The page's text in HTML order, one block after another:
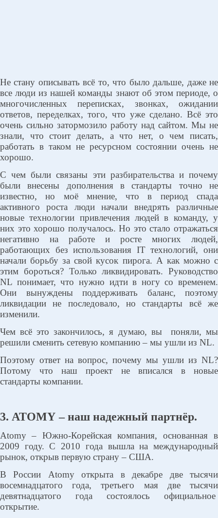
Не стану описывать всё то, что было дальше, даже не
все люди из нашей команды знают об этом периоде, о
многочисленных переписках, звонках, ожидании
ответов, переделках, того, что уже сделано. Всё это
очень сильно затормозило работу над сайтом. Мы не
знали, что стоит делать, а что нет, о чем писать,
работать в таком не ресурсном состоянии очень не
хорошо.
С чем были связаны эти разбирательства и почему
были внесены дополнения в стандарты точно не
известно, но моё мнение, что в период спада
активного роста люди начали внедрять различные
новые технологии привлечения людей в команду, у
них это хорошо получалось. Но это стало отражаться
негативно на работе и росте многих людей,
работающих без использования ITтехнологий, они
начали борьбу за свой кусок пирога. А как можно с
этим бороться? Только ликвидировать. Руководство
NL понимает, что нужно идти в ногу со временем.
Они вынуждены поддерживать баланс, поэтому
ликвидации не последовало, но стандарты всё же
изменили.
Чем всё это закончилось, я думаю, вы
поняли, мы
решили сменить сетевую компанию – мы ушли из NL.
Поэтому ответ на вопрос, почему мы ушли из NL?
Потому что наш проект не вписался в новые
стандарты компании.
3. ATOMY – наш надежный партнёр.
Atomy – Южно-Корейская компания, основанная в
2009 году. С 2010 года вышла на международный
рынок, открыв первую страну – США.
В России Atomyоткрыта в декабре две тысячи
восемнадцатого года, третьего мая две тысячи
девятнадцатого года состоялось официальное
открытие.